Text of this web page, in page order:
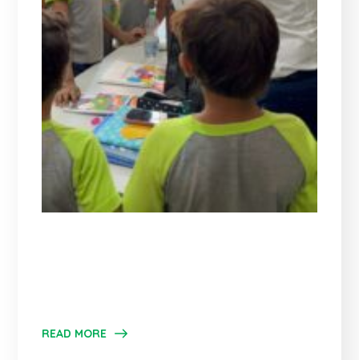
READ MORE